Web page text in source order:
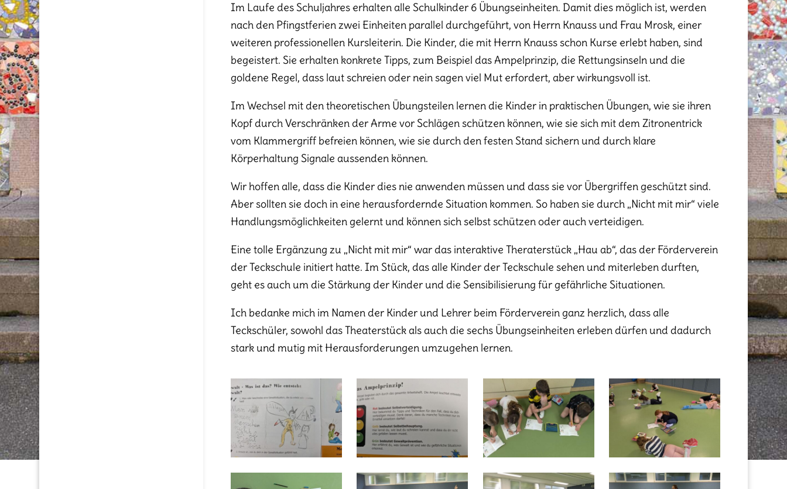
Im Laufe des Schuljahres erhalten alle Schulkinder 6 Übungseinheiten. Damit dies möglich ist, werden
nach den Pfingstferien zwei Einheiten parallel durchgeführt, von Herrn Knauss und Frau Mrosk, einer
weiteren professionellen Kursleiterin. Die Kinder, die mit Herrn Knauss schon Kurse erlebt haben, sind
begeistert. Sie erhalten konkrete Tipps, zum Beispiel das Ampelprinzip, die Rettungsinseln und die
goldene Regel, dass laut schreien oder nein sagen viel Mut erfordert, aber wirkungsvoll ist.
Im Wechsel mit den theoretischen Übungsteilen lernen die Kinder in praktischen Übungen, wie sie ihren
Kopf durch Verschränken der Arme vor Schlägen schützen können, wie sie sich mit dem Zitronentrick
vom Klammergriff befreien können, wie sie durch den festen Stand sichern und durch klare
Körperhaltung Signale aussenden können.
Wir hoffen alle, dass die Kinder dies nie anwenden müssen und dass sie vor Übergriffen geschützt sind.
Aber sollten sie doch in eine herausfordernde Situation kommen. So haben sie durch „Nicht mit mir“ viele
Handlungsmöglichkeiten gelernt und können sich selbst schützen oder auch verteidigen.
Eine tolle Ergänzung zu „Nicht mit mir“ war das interaktive Theraterstück „Hau ab“, das der Förderverein
der Teckschule initiert hatte. Im Stück, das alle Kinder der Teckschule sehen und miterleben durften,
geht es auch um die Stärkung der Kinder und die Sensibilisierung für gefährliche Situationen.
Ich bedanke mich im Namen der Kinder und Lehrer beim Förderverein ganz herzlich, dass alle
Teckschüler, sowohl das Theaterstück als auch die sechs Übungseinheiten erleben dürfen und dadurch
stark und mutig mit Herausforderungen umzugehen lernen.